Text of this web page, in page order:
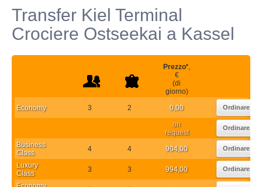
Transfer Kiel Terminal
Crociere Ostseekai a Kassel
Prezzo*,
€
(di
giorno)
Economy
3 2 0,00 Ordinare
on
request
Ordinare
Business
Class
4 4 904,00 Ordinare
Luxury
Class
3 3 994,00 Ordinare